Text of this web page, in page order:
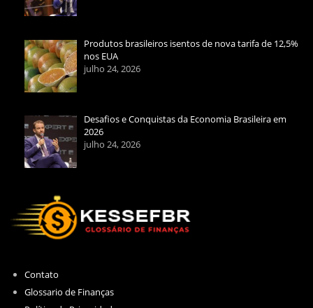
Produtos brasileiros isentos de nova tarifa de 12,5%
nos EUA
julho 24, 2026
Desafios e Conquistas da Economia Brasileira em
2026
julho 24, 2026
Contato
Glossario de Finanças